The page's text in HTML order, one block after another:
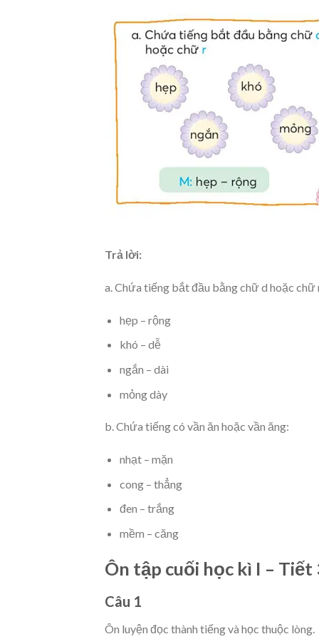
Trả lời:
a. Chứa tiếng bắt đầu bằng chữ d hoặc chữ
hẹp – rộng
khó – dễ
ngắn – dài
mỏng dày
b. Chứa tiếng có vần ăn hoặc vần ăng:
nhạt – mặn
cong – thẳng
đen – trắng
mềm – căng
Ôn tập cuối học kì I – Tiết
Câu 1
Ôn luyện đọc thành tiếng và học thuộc lòng.